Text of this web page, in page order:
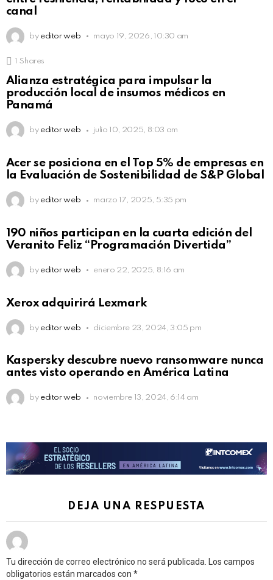
canal
by editor web mayo 19, 2026, 10:30 am
1 Shares
Alianza estratégica para impulsar la
producción local de insumos médicos en
Panamá
by editor web julio 10, 2025, 8:03 am
Acer se posiciona en el Top 5% de empresas en
la Evaluación de Sostenibilidad de S&P Global
by editor web marzo 17, 2025, 5:35 pm
190 niños participan en la cuarta edición del
Veranito Feliz “Programación Divertida”
by editor web enero 22, 2025, 8:16 am
Xerox adquirirá Lexmark
by editor web diciembre 23, 2024, 3:05 pm
Kaspersky descubre nuevo ransomware nunca
antes visto operando en América Latina
by editor web noviembre 13, 2024, 6:14 am
DEJA UNA RESPUESTA
Tu dirección de correo electrónico no será publicada. Los campos
obligatorios están marcados con *